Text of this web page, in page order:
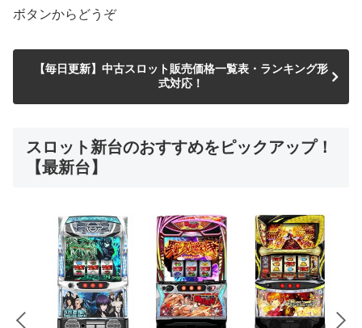
ボタンからどうぞ
【毎日更新】中古スロット販売価格一覧表・ランキング形
式対応！
スロット新台のおすすめをピックアップ！
【最新台】